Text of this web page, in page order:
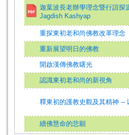
迦葉波長老辦學理念暨行誼
Jagdish Kashyap
重探東初老和尚佛教改革理念
重新展望明日的佛教
開啟漢傳佛教曙光
認識東初老和尚的新視角
釋東初的護教史觀及其精神 --
續佛慧命的悲願